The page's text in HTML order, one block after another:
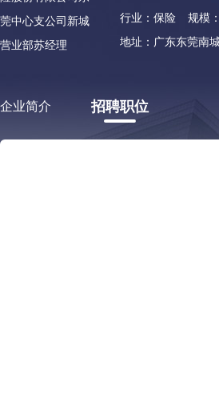
行业：保险
规模
地址：广东东莞南
企业简介 招聘职位